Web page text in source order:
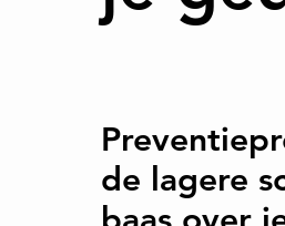
de lagere